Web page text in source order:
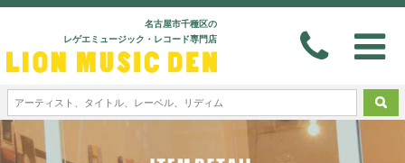
名古屋市千種区の
レゲエミュージック・レコード専門店